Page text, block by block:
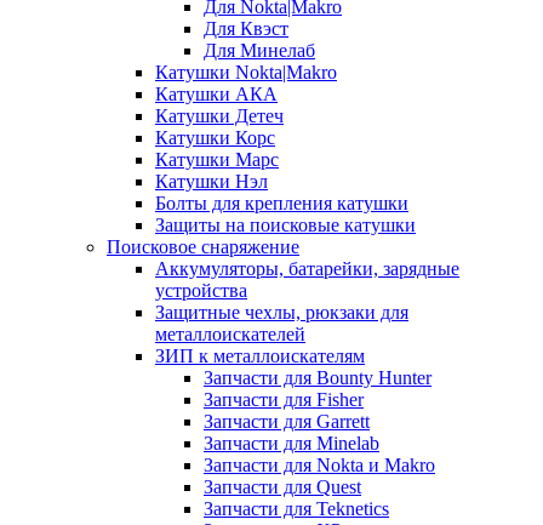
Для Nokta|Makro
Для Квэст
Для Минелаб
Катушки Nokta|Makro
Катушки АКА
Катушки Детеч
Катушки Корс
Катушки Марс
Катушки Нэл
Болты для крепления катушки
Защиты на поисковые катушки
Поисковое снаряжение
Аккумуляторы, батарейки, зарядные
устройства
Защитные чехлы, рюкзаки для
металлоискателей
ЗИП к металлоискателям
Запчасти для Bounty Hunter
Запчасти для Fisher
Запчасти для Garrett
Запчасти для Minelab
Запчасти для Nokta и Makro
Запчасти для Quest
Запчасти для Teknetics